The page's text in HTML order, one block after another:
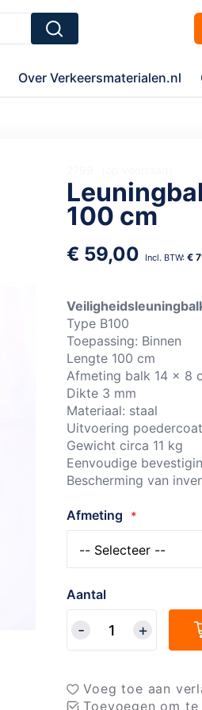
Zoek
Over Verkeersmaterialen.nl
100 cm
€ 59,00 €
Type B100
Toepassing: Binnen
Lengte 100 cm
Afmeting balk 14 x 8
Dikte 3 mm
Materiaal: staal
Uitvoering
Gewicht circa 11 kg
Eenvoudige
Bescherming van
Afmeting
Aantal
Voeg toe aan
Toevoegen om